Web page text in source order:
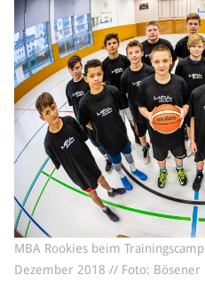
Sponsoren & Partner
Sportorganisation
Philosophie
Spielbetrieb
BVSA-Events
Hallenübersicht
Digitaler Spielberichtsbogen
Regelwerk
Leistungssport
Ausrichtung
Auswahlen
MBA Rookies beim
Dezember 2018 // Foto: Bösener